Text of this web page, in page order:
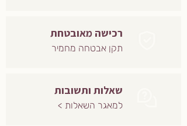
רכישה מאובטחת
תקן אבטחה מחמיר
שאלות ותשובות
למאגר השאלות >